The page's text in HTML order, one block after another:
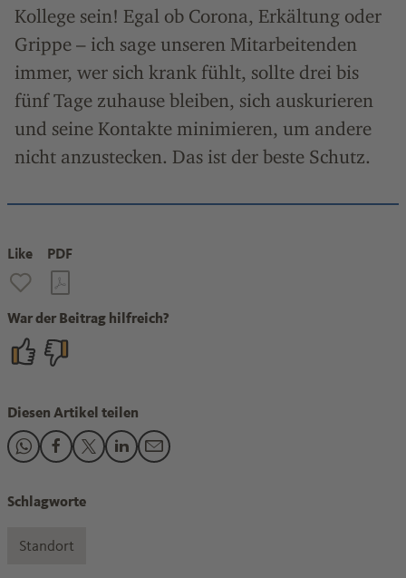
Kollege sein! Egal ob Corona, Erkältung oder
Grippe – ich sage unseren Mitarbeitenden
immer, wer sich krank fühlt, sollte drei bis
fünf Tage zuhause bleiben, sich auskurieren
und seine Kontakte minimieren, um andere
nicht anzustecken. Das ist der beste Schutz.
Like PDF
War der Beitrag hilfreich?
Diesen Artikel teilen
Den Beitrag "Husten, Schnupfen, Corona: Wie man sich
Den Beitrag "Husten, Schnupfen, Corona: Wie man
Den Beitrag "Husten, Schnupfen, Corona: Wie
Den Beitrag "Husten, Schnupfen, Corona:
Den Beitrag "Husten, Schnupfen,
Schlagworte
Standort